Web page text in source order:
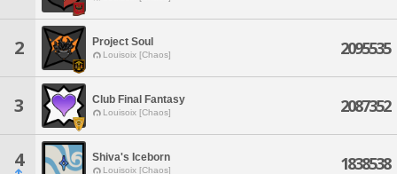
2 Project Soul
Louisoix [Chaos] 2095535
3 Club Final Fantasy
Louisoix [Chaos] 2087352
4 Shiva's Iceborn
Louisoix [Chaos] 1838538